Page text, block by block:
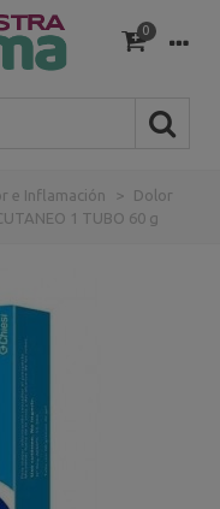
0
e Inflamación >
Dolor
1 TUBO 60 g